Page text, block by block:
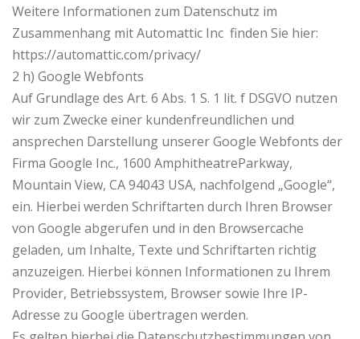
Weitere Informationen zum Datenschutz im
Zusammenhang mit Automattic Inc finden Sie hier:
https://automattic.com/privacy/
2 h) Google Webfonts
Auf Grundlage des Art. 6 Abs. 1 S. 1 lit. f DSGVO nutzen
wir zum Zwecke einer kundenfreundlichen und
ansprechen Darstellung unserer Google Webfonts der
Firma Google Inc., 1600 AmphitheatreParkway,
Mountain View, CA 94043 USA, nachfolgend „Google“,
ein. Hierbei werden Schriftarten durch Ihren Browser
von Google abgerufen und in den Browsercache
geladen, um Inhalte, Texte und Schriftarten richtig
anzuzeigen. Hierbei können Informationen zu Ihrem
Provider, Betriebssystem, Browser sowie Ihre IP-
Adresse zu Google übertragen werden.